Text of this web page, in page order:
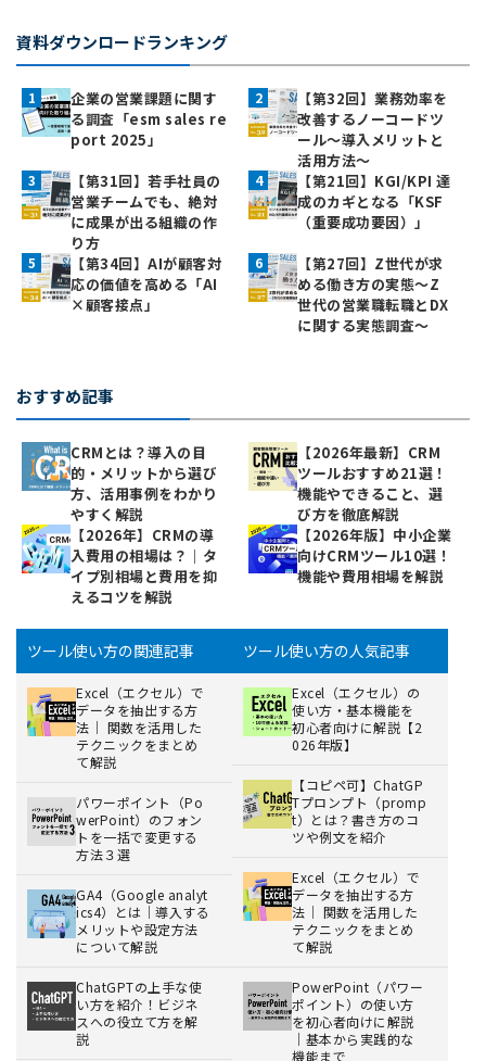
資料ダウンロードランキング
企業の営業課題に関す
る調査「esm sales re
port 2025」
【第32回】業務効率を
改善するノーコードツ
ール～導入メリットと
活用方法～
【第31回】若手社員の
営業チームでも、絶対
に成果が出る組織の作
り方
【第21回】KGI/KPI 達
成のカギとなる「KSF
（重要成功要因）」
【第34回】AIが顧客対
応の価値を高める「AI
×顧客接点」
【第27回】Z世代が求
める働き方の実態〜Z
世代の営業職転職とDX
に関する実態調査〜
おすすめ記事
CRMとは？導入の目
的・メリットから選び
方、活用事例をわかり
やすく解説
【2026年最新】CRM
ツールおすすめ21選！
機能やできること、選
び方を徹底解説
【2026年】CRMの導
入費用の相場は？｜タ
イプ別相場と費用を抑
えるコツを解説
【2026年版】中小企業
向けCRMツール10選！
機能や費用相場を解説
ツール使い方の関連記事
Excel（エクセル）で
データを抽出する方
法｜ 関数を活用した
テクニックをまとめ
て解説
パワーポイント（Po
werPoint）のフォン
トを一括で変更する
方法３選
GA4（Google analyt
ics4）とは｜導入する
メリットや設定方法
について解説
ChatGPTの上手な使
い方を紹介！ビジネ
スへの役立て方を解
説
ツール使い方の人気記事
Excel（エクセル）の
使い方・基本機能を
初心者向けに解説【2
026年版】
【コピペ可】ChatGP
Tプロンプト（promp
t）とは？書き方のコ
ツや例文を紹介
Excel（エクセル）で
データを抽出する方
法｜ 関数を活用した
テクニックをまとめ
て解説
PowerPoint（パワー
ポイント）の使い方
を初心者向けに解説
｜基本から実践的な
機能まで